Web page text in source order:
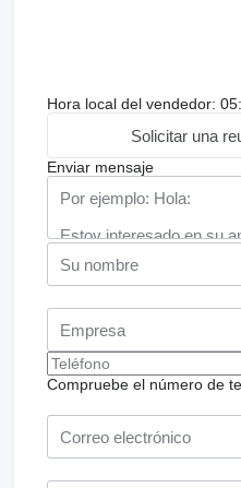
Hora local del vendedor:
Solicitar una
Enviar mensaje
Compruebe el número de